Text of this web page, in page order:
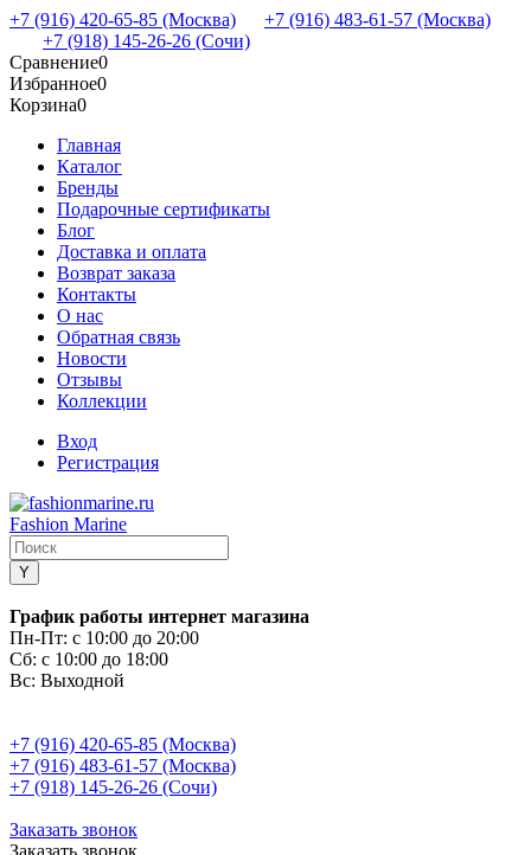
+7 (916) 420-65-85 (Москва)
+7 (916) 483-61-57 (Москва)
+7 (918) 145-26-26 (Сочи)
Сравнение0
Избранное0
Корзина0
Главная
Каталог
Бренды
Подарочные сертификаты
Блог
Доставка и оплата
Возврат заказа
Контакты
О нас
Обратная связь
Новости
Отзывы
Коллекции
Вход
Регистрация
Fashion Marine
График работы интернет магазина
Пн-Пт: с 10:00 до 20:00
Сб: с 10:00 до 18:00
Вс: Выходной
+7 (916) 420-65-85 (Москва)
+7 (916) 483-61-57 (Москва)
+7 (918) 145-26-26 (Сочи)
Заказать звонок
Заказать звонок